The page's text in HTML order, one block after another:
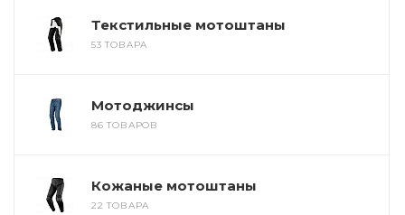
Текстильные мотоштаны
53 ТОВАРА
Мотоджинсы
86 ТОВАРОВ
Кожаные мотоштаны
22 ТОВАРА